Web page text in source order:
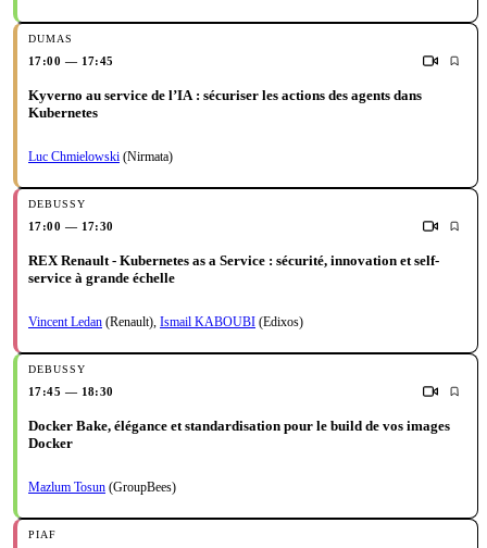
17:00 — 17:45
Kyverno au service de l’IA : sécuriser les actions des agents dans
Kubernetes
Luc Chmielowski (Nirmata)
17:00 — 17:30
REX Renault - Kubernetes as a Service : sécurité, innovation et self-
service à grande échelle
Vincent Ledan (Renault), Ismail KABOUBI (Edixos)
17:45 — 18:30
Docker Bake, élégance et standardisation pour le build de vos images
Docker
Mazlum Tosun (GroupBees)